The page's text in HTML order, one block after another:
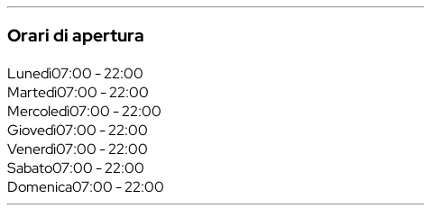
Orari di apertura
Lunedì07:00 - 22:00
Martedì07:00 - 22:00
Mercoledì07:00 - 22:00
Giovedì07:00 - 22:00
Venerdì07:00 - 22:00
Sabato07:00 - 22:00
Domenica07:00 - 22:00